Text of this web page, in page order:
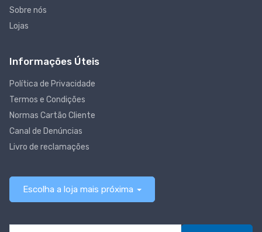
Sobre nós
Lojas
Informações Úteis
Política de Privacidade
Termos e Condições
Normas Cartão Cliente
Canal de Denúncias
Livro de reclamações
Escolha a loja mais próxima